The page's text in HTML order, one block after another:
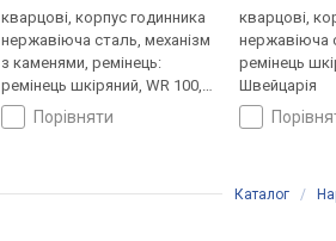
кварцові, корпус годинника
нержавіюча сталь, механізм
з каменями, ремінець:
ремінець шкіряний, WR 100,
Швейцаріяпорівняти
кварцові,
нержавіюча
ремінець
Швейцарія
Каталог /